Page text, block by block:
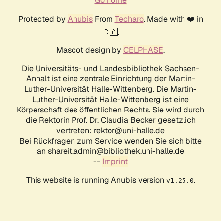
Protected by AnubisFrom Techaro. Made with ❤️ in
🇨🇦.
Mascot design by CELPHASE.
Die Universitäts- und Landesbibliothek Sachsen-
Anhalt ist eine zentrale Einrichtung der Martin-
Luther-Universität Halle-Wittenberg. Die Martin-
Luther-Universität Halle-Wittenberg ist eine
Körperschaft des öffentlichen Rechts. Sie wird durch
die Rektorin Prof. Dr. Claudia Becker gesetzlich
vertreten: rektor@uni-halle.de
Bei Rückfragen zum Service wenden Sie sich bitte
an shareit.admin@bibliothek.uni-halle.de
-- Imprint
This website is running Anubis version v1.25.0.